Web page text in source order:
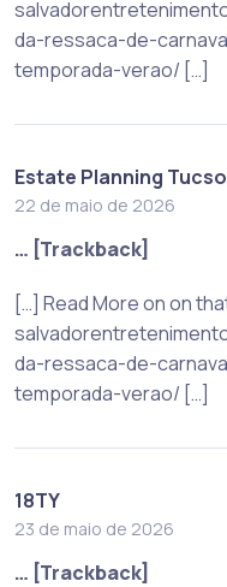
da-ressaca-de-
temporada-verao/ […]
Estate Planning
22 de maio de 2026
… [Trackback]
[…] Read More on on
da-ressaca-de-
temporada-verao/ […]
18TY
23 de maio de 2026
… [Trackback]